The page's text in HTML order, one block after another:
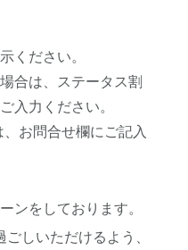
ください。
合は、ステータス割
入力ください。
お問合せ欄にご記入
ンをしております。
しいただけるよう、